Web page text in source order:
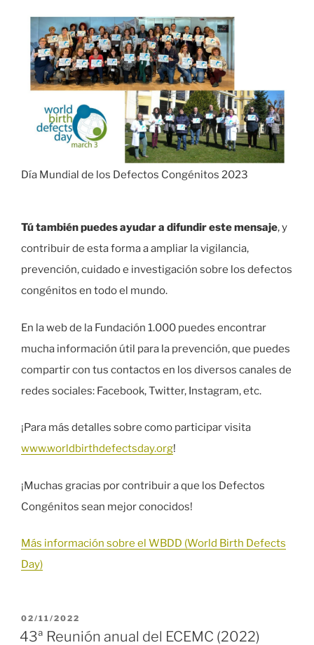
Día Mundial de los Defectos Congénitos 2023
Tú también puedes ayudar a difundir este mensaje, y
contribuir de esta forma a ampliar la vigilancia,
prevención, cuidado e investigación sobre los defectos
congénitos en todo el mundo.
En la web de la Fundación 1.000 puedes encontrar
mucha información útil para la prevención, que puedes
compartir con tus contactos en los diversos canales de
redes sociales: Facebook, Twitter, Instagram, etc.
¡Para más detalles sobre como participar visita
www.worldbirthdefectsday.org!
¡Muchas gracias por contribuir a que los Defectos
Congénitos sean mejor conocidos!
Más información sobre el WBDD (World Birth Defects
Day)
PUBLICADO
EL
02/11/2022
43ª Reunión anual del ECEMC (2022)